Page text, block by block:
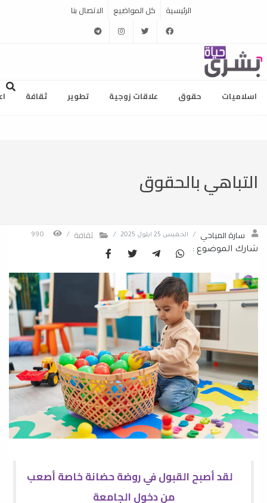
الرئيسية كل المواضيع الاتصال بنا
facebook
twitter
instagram
telegram
اسلاميات حقوق علاقات زوجية تطوير ثقافة
التباهي بالحقوق
‏سارة المياحي / الخميس 25 ايلول 2025 / ثقافة /
شارك الموضوع :
لقد أصبح القبول في روضة حضانة خاصة أصعب
من دخول الجامعة